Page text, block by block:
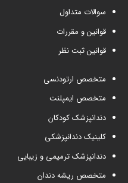
سوالات متداول
قوانین و مقررات
قوانین ثبت نظر
متخصص ارتودنسی
متخصص ایمپلنت
دندانپزشک کودکان
کلینیک دندانپزشکی
دندانپزشک ترمیمی و زیبایی
متخصص ریشه دندان